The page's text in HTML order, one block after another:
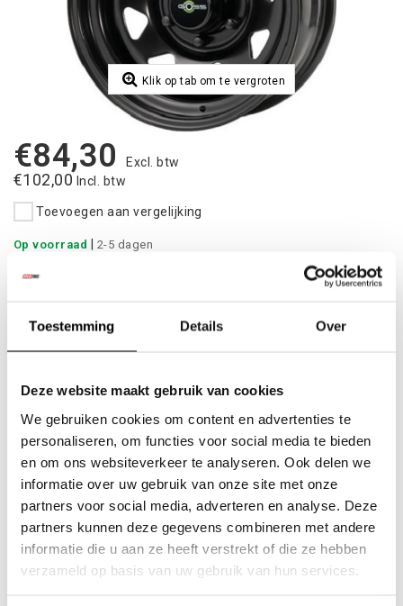
Toestemming Details Over
Deze website maakt gebruik van cookies
We gebruiken cookies om content en advertenties te
personaliseren, om functies voor social media te bieden
en om ons websiteverkeer te analyseren. Ook delen we
informatie over uw gebruik van onze site met onze
partners voor social media, adverteren en analyse. Deze
partners kunnen deze gegevens combineren met andere
informatie die u aan ze heeft verstrekt of die ze hebben
verzameld op basis van uw gebruik van hun services.
Klik op tab om te vergroten
€84,30 Excl. btw
€102,00 Incl. btw
Toevoegen aan vergelijking
Op voorraad 2-5 dagen
Toevoegen aan winkelwagen
Betaalbare kwalitatieve producten
voorraad
leverbaar
Advies nodig?Bel ons op +32 (0)89203068
Verzending doorheel Europa
+500nieuwe producten
Deel dit product